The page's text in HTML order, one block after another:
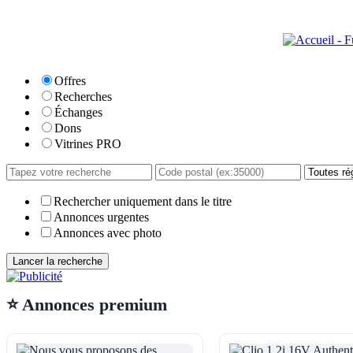
Offres
Recherches
Échanges
Dons
Vitrines PRO
Rechercher uniquement dans le titre
Annonces urgentes
Annonces avec photo
⭐ Annonces premium